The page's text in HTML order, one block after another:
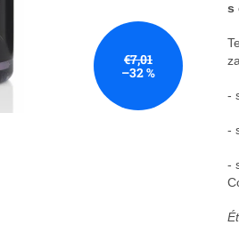
€7,01
–32 %
s
-
-
-